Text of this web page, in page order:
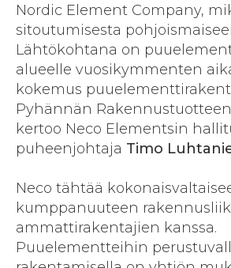
Nordic Element Company,
sitoutumisesta
Lähtökohtana on
alueelle vuosikymmenten
kokemus
Pyhännän
kertoo Neco Elementsin
puheenjohtaja Timo
Neco tähtää
kumppanuuteen
ammattirakentajien kanssa.
Puuelementteihin